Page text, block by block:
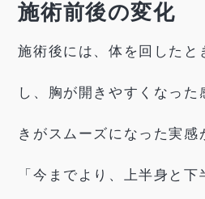
施術前後の変化
施術後には、体を回したと
し、胸が開きやすくなった
きがスムーズになった実感
「今までより、上半身と